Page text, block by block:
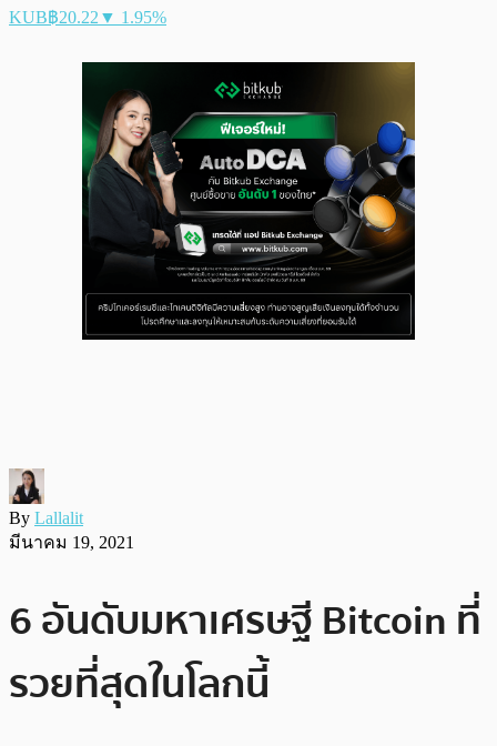
KUB฿20.22 ▼ 1.95%
By Lallalit
มีนาคม 19, 2021
6 อันดับมหาเศรษฐี Bitcoin ที่
รวยที่สุดในโลกนี้